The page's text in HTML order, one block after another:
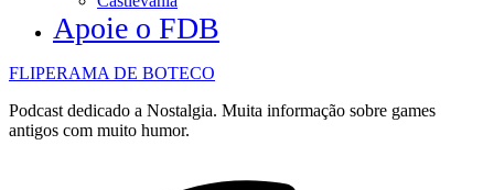
Apoie o FDB
FLIPERAMA DE BOTECO
Podcast dedicado a Nostalgia. Muita informação sobre games
antigos com muito humor.